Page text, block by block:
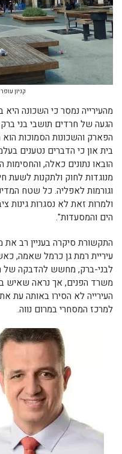
קניון
מהעירייה נמסר כי השכונה
הגעה של חרדים תושבי בני
הפארק והשכונות הסמוכות הוא
בית און כי הדברים נטענים
הובאו נתונים כאלה, והחסימות
מנוגדות לחוק ולתקנות לשעת
וגורמות לאפליה. כל שטח
ולמרות זאת לא נסגרות גינות
הים והמסעדות".
התקשורת סיקרה בעניין רב
עיריית רמת גן כרמל שאמה,
לבני-ברק, מחשש להדבקה של
משרד הפנים, אך נראה שאיש
העירייה לא הסירו באותה עת
למרכז המסחרי במרום נווה.